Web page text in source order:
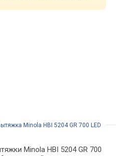
Minola HBI 5204 GR 700 LED
Minola HBI 5204 GR 700